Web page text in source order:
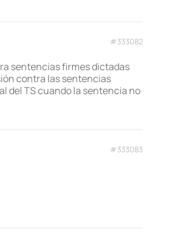
#333082
sentencias firmes dictadas
contra las sentencias
del TS cuando la sentencia no
#333083